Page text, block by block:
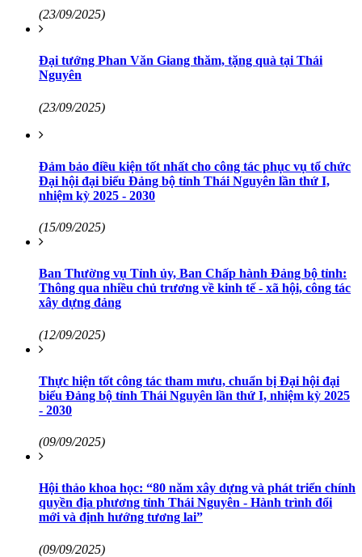
(23/09/2025)
Đại tướng Phan Văn Giang thăm, tặng quà tại Thái
Nguyên
(23/09/2025)
Đảm bảo điều kiện tốt nhất cho công tác phục vụ tổ chức
Đại hội đại biểu Đảng bộ tỉnh Thái Nguyên lần thứ I,
nhiệm kỳ 2025 - 2030
(15/09/2025)
Ban Thường vụ Tỉnh ủy, Ban Chấp hành Đảng bộ tỉnh:
Thông qua nhiều chủ trương về kinh tế - xã hội, công tác
xây dựng đảng
(12/09/2025)
Thực hiện tốt công tác tham mưu, chuẩn bị Đại hội đại
biểu Đảng bộ tỉnh Thái Nguyên lần thứ I, nhiệm kỳ 2025
- 2030
(09/09/2025)
Hội thảo khoa học: “80 năm xây dựng và phát triển chính
quyền địa phương tỉnh Thái Nguyên - Hành trình đổi
mới và định hướng tương lai”
(09/09/2025)